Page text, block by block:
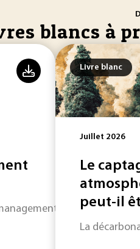
blancs à
intègrent tous
Livre blanc
Juillet 2026
Le
peut-il
La